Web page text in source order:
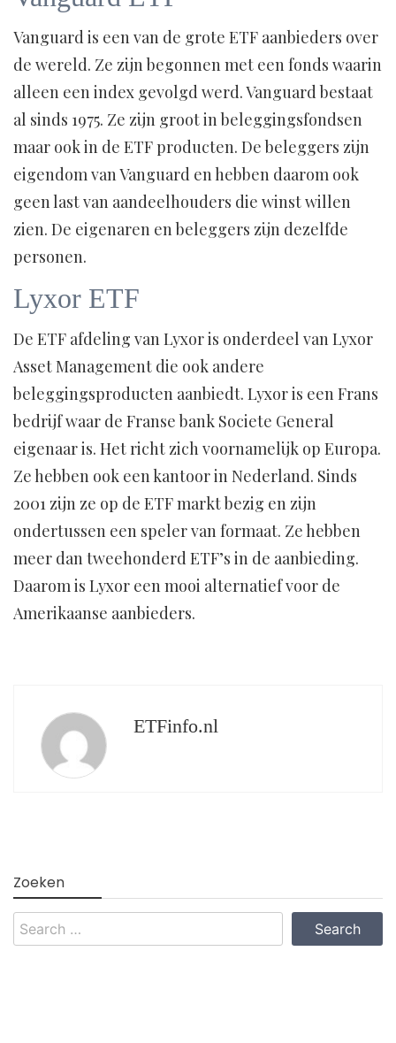
Vanguard is een van de grote ETF aanbieders over
de wereld. Ze zijn begonnen met een fonds waarin
alleen een index gevolgd werd. Vanguard bestaat
al sinds 1975. Ze zijn groot in beleggingsfondsen
maar ook in de ETF producten. De beleggers zijn
eigendom van Vanguard en hebben daarom ook
geen last van aandeelhouders die winst willen
zien. De eigenaren en beleggers zijn dezelfde
personen.
Lyxor ETF
De ETF afdeling van Lyxor is onderdeel van Lyxor
Asset Management die ook andere
beleggingsproducten aanbiedt. Lyxor is een Frans
bedrijf waar de Franse bank Societe General
eigenaar is. Het richt zich voornamelijk op Europa.
Ze hebben ook een kantoor in Nederland. Sinds
2001 zijn ze op de ETF markt bezig en zijn
ondertussen een speler van formaat. Ze hebben
meer dan tweehonderd ETF’s in de aanbieding.
Daarom is Lyxor een mooi alternatief voor de
Amerikaanse aanbieders.
ETFinfo.nl
Zoeken
Search
for: